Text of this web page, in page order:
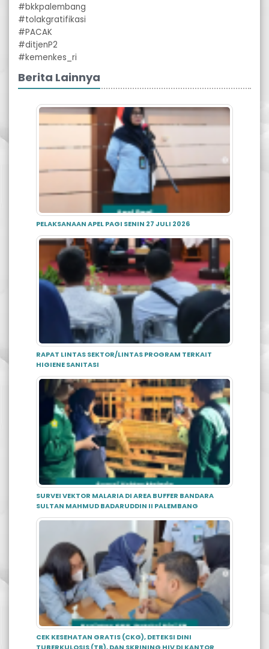
#bkkpalembang
#tolakgratifikasi
#PACAK
#ditjenP2
#kemenkes_ri
Berita Lainnya
PELAKSANAAN APEL PAGI SENIN 27 JULI 2026
RAPAT LINTAS SEKTOR/LINTAS PROGRAM TERKAIT
HIGIENE SANITASI
SURVEI VEKTOR MALARIA DI AREA BUFFER BANDARA
SULTAN MAHMUD BADARUDDIN II PALEMBANG
CEK KESEHATAN GRATIS (CKG), DETEKSI DINI
TUBERKULOSIS (TB), DAN SKRINING HIV DI KANTOR